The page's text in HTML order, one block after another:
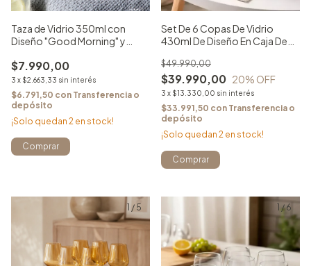
Taza de Vidrio 350ml con
Diseño "Good Morning" y
$7.990,00
3 x $2.663,33 sin interés
$6.791,50 con Transferencia o
depósito
¡Solo quedan 2 en stock!
Comprar
Set De 6 Copas De Vidrio
430ml De Diseño En Caja De
$39.990,00
$49.990,00
20% OFF
3 x $13.330,00 sin interés
$33.991,50 con Transferencia o
depósito
¡Solo quedan 2 en stock!
1 / 5 1 /6